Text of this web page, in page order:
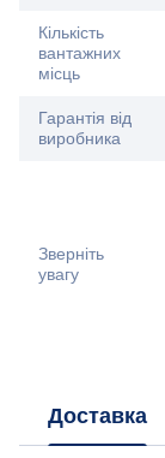
Кількість
вантажних
місць
Гарантія від
виробника
Зверніть
увагу
Доставка